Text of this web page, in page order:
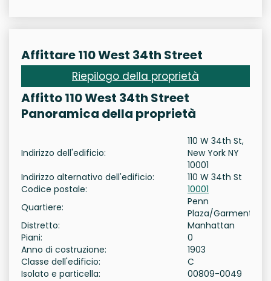
Affittare 110 West 34th Street
Riepilogo della proprietà
Affitto 110 West 34th Street
Panoramica della proprietà
Indirizzo dell'edificio:
110 W 34th St,
New York NY
10001
Indirizzo alternativo dell'edificio:
110 W 34th St
Codice postale:
10001
Quartiere:
Penn
Plaza/Garment
Distretto:
Manhattan
Piani:
0
Anno di costruzione:
1903
Classe dell'edificio:
C
Isolato e particella:
00809-0049